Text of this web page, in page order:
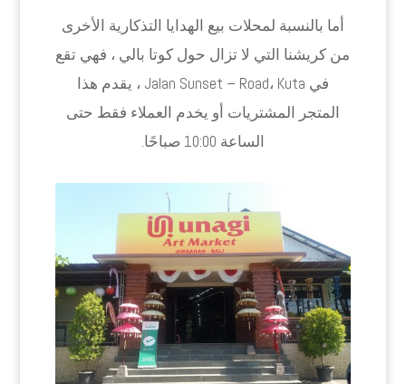
أما بالنسبة لمحلات بيع الهدايا التذكارية الأخرى
من كريشنا التي لا تزال حول كوتا بالي ، فهي تقع
في Jalan Sunset – Road، Kuta ، يقدم هذا
المتجر المشتريات أو يخدم العملاء فقط حتى
الساعة 10:00 صباحًا.